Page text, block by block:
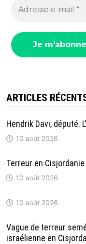
ARTICLES
Hendrik Davi, député.
10 août 2026
Terreur en
10 août 2026
10 août 2026
Vague de terreur
israélienne en